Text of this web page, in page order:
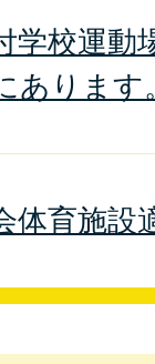
学校運動
あります
体育施設